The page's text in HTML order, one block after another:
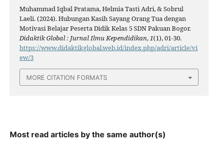
Muhammad Iqbal Pratama, Helmia Tasti Adri, & Sobrul
Laeli. (2024). Hubungan Kasih Sayang Orang Tua dengan
Motivasi Belajar Peserta Didik Kelas 5 SDN Pakuan Bogor.
Didaktik Global : Jurnal Ilmu Kependidikan,1(1), 01-30.
https://www.didaktikglobal.web.id/index.php/adri/article/vi
ew/3
MORE CITATION FORMATS
Most read articles by the same author(s)